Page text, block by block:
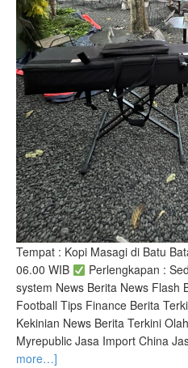
Tempat : Kopi Masagi di Batu
06.00 WIB
Perlengkapan :
system News Berita News Flash
Football Tips Finance Berita
Kekinian News Berita Terkini
Myrepublic Jasa Import China
more…]